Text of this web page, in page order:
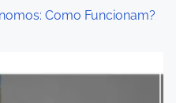
Como Funcionam?